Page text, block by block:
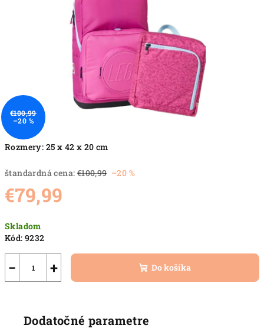
Rozmery: 25 x 42 x 20 cm
štandardná cena: €100,99 –20 %
€79,99
cena:
Skladom
Kód: 9232
+
− Do košíka
hviezdičiek.
€100,99
–20 %
Dodatočné parametre